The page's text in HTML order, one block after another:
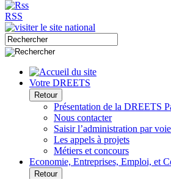
RSS
Votre DREETS
Retour
Présentation de la DREETS
Nous contacter
Saisir l’administration par
Les appels à projets
Métiers et concours
Economie, Entreprises, Emploi, et
Retour